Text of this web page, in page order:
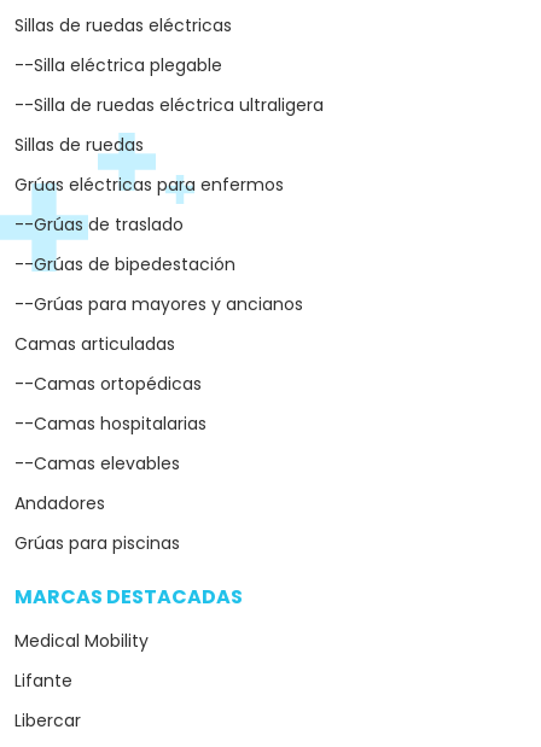
Sillas de ruedas eléctricas
--Silla eléctrica plegable
--Silla de ruedas eléctrica ultraligera
Sillas de ruedas
Grúas eléctricas para enfermos
--Grúas de traslado
--Grúas de bipedestación
--Grúas para mayores y ancianos
Camas articuladas
--Camas ortopédicas
--Camas hospitalarias
--Camas elevables
Andadores
Grúas para piscinas
MARCAS DESTACADAS
Medical Mobility
Lifante
Libercar